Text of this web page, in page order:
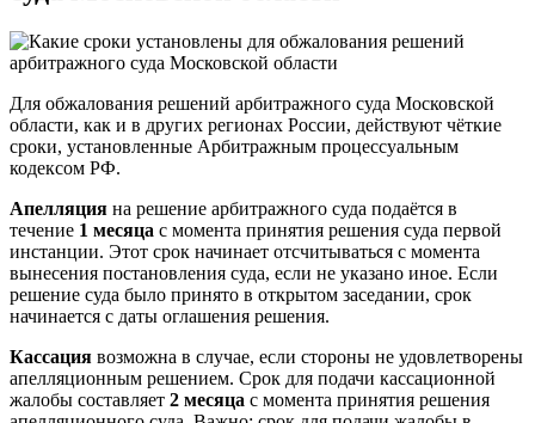
Для обжалования решений арбитражного суда Московской
области, как и в других регионах России, действуют чёткие
сроки, установленные Арбитражным процессуальным
кодексом РФ.
Апелляция на решение арбитражного суда подаётся в
течение 1 месяца с момента принятия решения суда первой
инстанции. Этот срок начинает отсчитываться с момента
вынесения постановления суда, если не указано иное. Если
решение суда было принято в открытом заседании, срок
начинается с даты оглашения решения.
Кассация возможна в случае, если стороны не удовлетворены
апелляционным решением. Срок для подачи кассационной
жалобы составляет 2 месяца с момента принятия решения